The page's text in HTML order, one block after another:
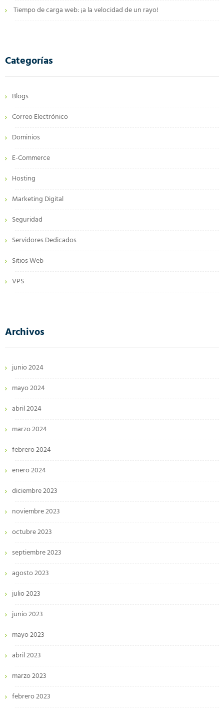
Tiempo de carga web: ¡a la velocidad de un rayo!
Categorías
Blogs
Correo Electrónico
Dominios
E-Commerce
Hosting
Marketing Digital
Seguridad
Servidores Dedicados
Sitios Web
VPS
Archivos
junio 2024
mayo 2024
abril 2024
marzo 2024
febrero 2024
enero 2024
diciembre 2023
noviembre 2023
octubre 2023
septiembre 2023
agosto 2023
julio 2023
junio 2023
mayo 2023
abril 2023
marzo 2023
febrero 2023